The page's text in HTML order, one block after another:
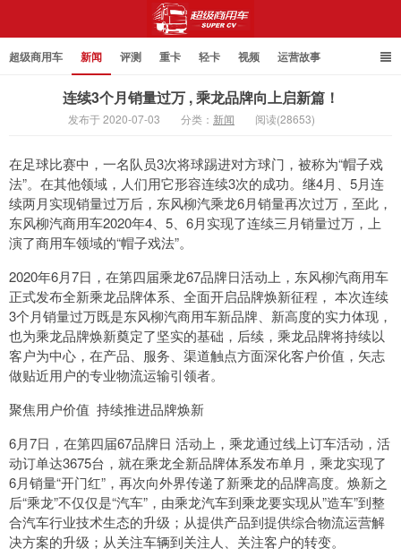
超级商用车 新闻 评测 重卡 轻卡 视频 运营故事
连续3个月销量过万 , 乘龙品牌向上启新篇！
发布于 2020-07-03 分类： 新闻 阅读(28653)
在足球比赛中，一名队员3次将球踢进对方球门，被称为“帽子戏
法”。在其他领域，人们用它形容连续3次的成功。继4月、5月连
续两月实现销量过万后，东风柳汽乘龙6月销量再次过万，至此，
东风柳汽商用车2020年4、5、6月实现了连续三月销量过万，上
演了商用车领域的“帽子戏法”。
2020年6月7日，在第四届乘龙67品牌日活动上，东风柳汽商用车
正式发布全新乘龙品牌体系、全面开启品牌焕新征程， 本次连续
3个月销量过万既是东风柳汽商用车新品牌、新高度的实力体现，
也为乘龙品牌焕新奠定了坚实的基础，后续，乘龙品牌将持续以
客户为中心，在产品、服务、渠道触点方面深化客户价值，矢志
做贴近用户的专业物流运输引领者。
聚焦用户价值 持续推进品牌焕新
6月7日，在第四届67品牌日 活动上，乘龙通过线上订车活动，活
动订单达3675台，就在乘龙全新品牌体系发布单月，乘龙实现了
6月销量“开门红”，再次向外界传递了新乘龙的品牌高度。焕新之
后“乘龙”不仅仅是“汽车”，由乘龙汽车到乘龙要实现从”造车”到整
合汽车行业技术生态的升级；从提供产品到提供综合物流运营解
决方案的升级；从关注车辆到关注人、关注客户的转变。